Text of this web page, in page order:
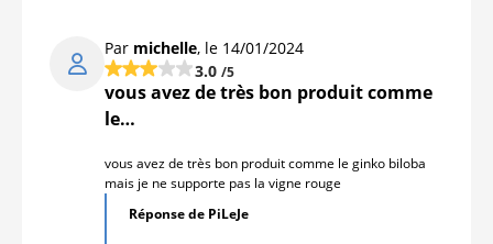
Par michelle, le 14/01/2024
3.0 /5
vous avez de très bon produit comme
le…
vous avez de très bon produit comme le ginko biloba
mais je ne supporte pas la vigne rouge
Réponse de PiLeJe